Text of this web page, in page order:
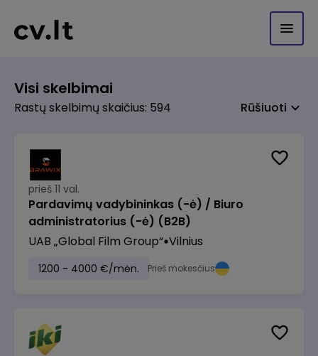
Visi skelbimai
Rastų skelbimų skaičius: 594 Rūšiuoti
prieš 11 val.
Pardavimų vadybininkas (-ė) / Biuro
administratorius (-ė) (B2B)
UAB „Global Film Group“ Vilnius
1200 - 4000 €/mėn. Prieš mokesčius